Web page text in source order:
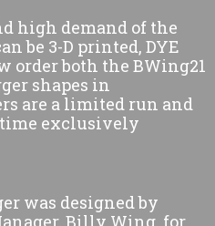
high demand of the
be 3-D printed, DYE
order both the BWing21
shapes in
are a limited run and
exclusively
was designed by
Billy Wing, for